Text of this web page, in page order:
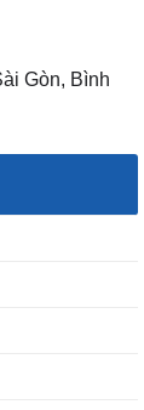
Gòn, Bình